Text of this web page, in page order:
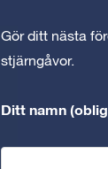
Gör ditt nästa
stjärngåvor.
Ditt namn